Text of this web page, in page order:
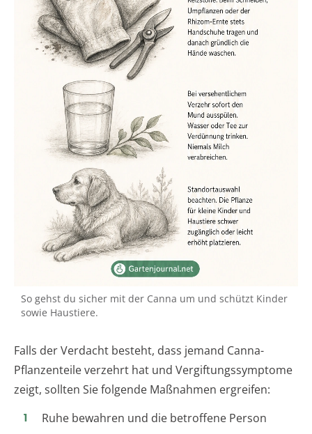
So gehst du sicher mit der Canna um und schützt Kinder
sowie Haustiere.
Falls der Verdacht besteht, dass jemand Canna-
Pflanzenteile verzehrt hat und Vergiftungssymptome
zeigt, sollten Sie folgende Maßnahmen ergreifen:
Ruhe bewahren und die betroffene Person